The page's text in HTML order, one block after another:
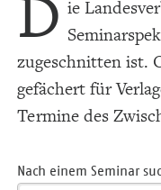
D ie
zugeschnitten ist.
gefächert für
Termine des
Nach einem Seminar